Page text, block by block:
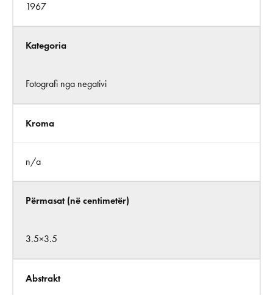
1967
Kategoria
Fotografi nga negativi
Kroma
n/a
Përmasat (në centimetër)
3.5×3.5
Abstrakt